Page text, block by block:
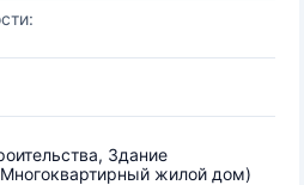
Здание
жилой дом)